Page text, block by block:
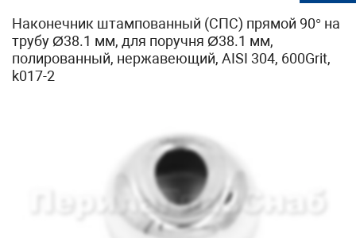
Наконечник штампованный (СПС) прямой 90° на
трубу Ø38.1 мм, для поручня Ø38.1 мм,
полированный, нержавеющий, AISI 304, 600Grit,
k017-2